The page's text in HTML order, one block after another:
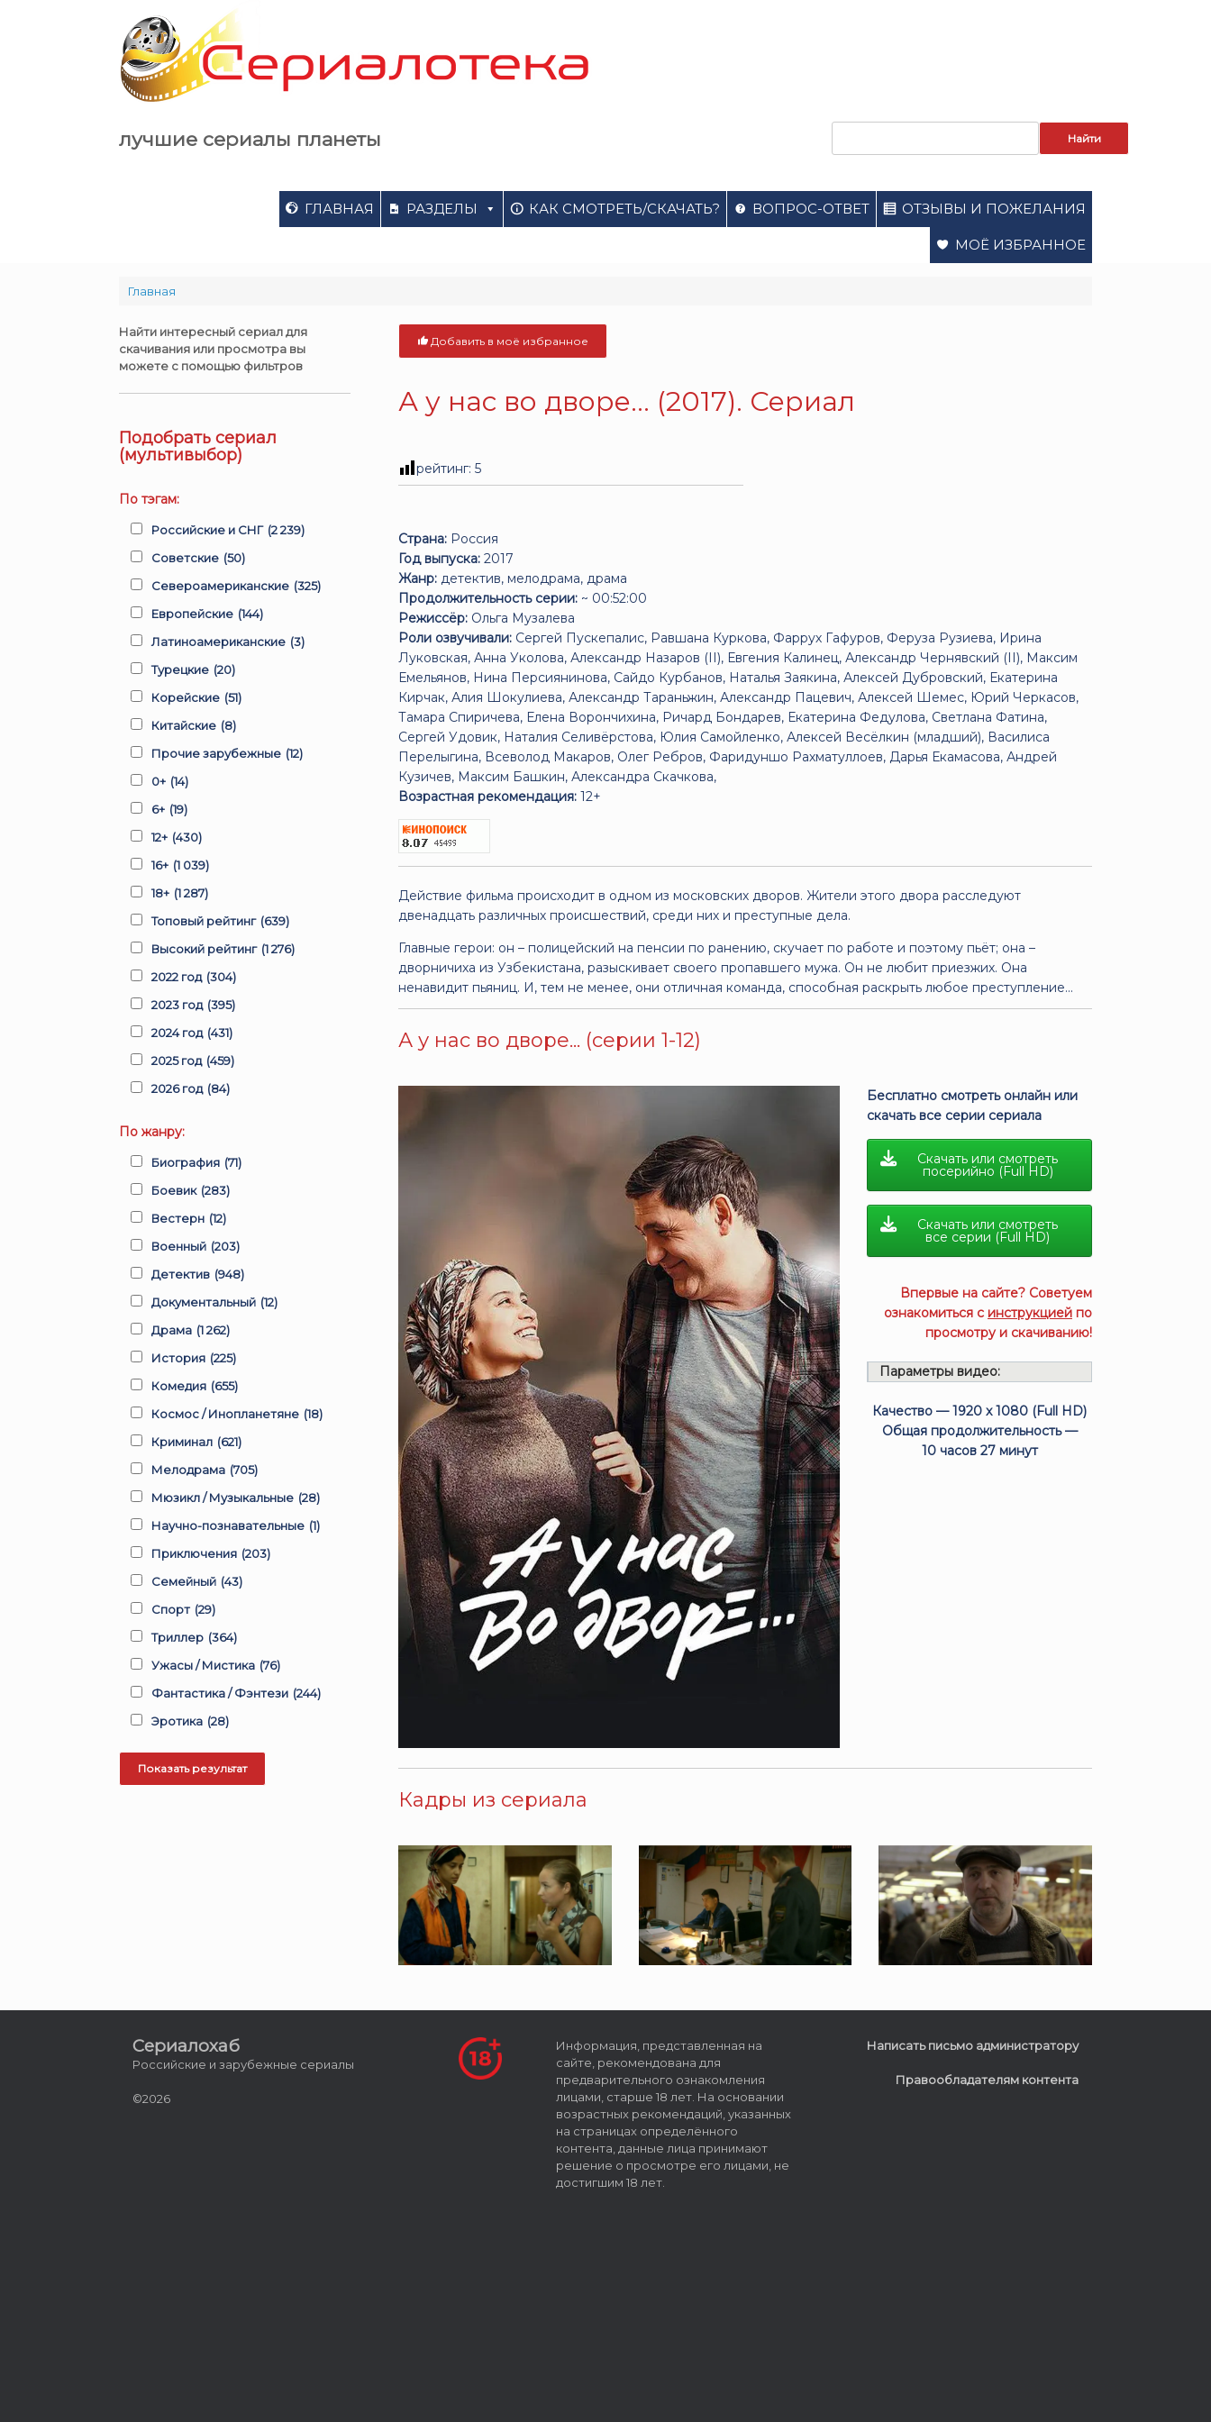
лучшие сериалы планеты
ГЛАВНАЯ РАЗДЕЛЫ КАК СМОТРЕТЬ/СКАЧАТЬ? ВОПРОС-ОТВЕТ ОТЗЫВЫ И ПОЖЕЛАНИЯ
МОЁ ИЗБРАННОЕ
Главная
Добавить в моё избранное
А у нас во дворе... (2017). Сериал
рейтинг:5
Страна: Россия
Год выпуска: 2017
Жанр: детектив, мелодрама, драма
Продолжительность серии: ~ 00:52:00
Режиссёр: Ольга Музалева
Роли озвучивали: Сергей Пускепалис, Равшана Куркова, Фаррух Гафуров, Феруза Рузиева, Ирина
Луковская, Анна Уколова, Александр Назаров (II), Евгения Калинец, Александр Чернявский (II), Максим
Емельянов, Нина Персиянинова, Сайдо Курбанов, Наталья Заякина, Алексей Дубровский, Екатерина
Кирчак, Алия Шокулиева, Александр Тараньжин, Александр Пацевич, Алексей Шемес, Юрий Черкасов,
Тамара Спиричева, Елена Ворончихина, Ричард Бондарев, Екатерина Федулова, Светлана Фатина,
Сергей Удовик, Наталия Селивёрстова, Юлия Самойленко, Алексей Весёлкин (младший), Василиса
Перелыгина, Всеволод Макаров, Олег Ребров, Фаридуншо Рахматуллоев, Дарья Екамасова, Андрей
Кузичев, Максим Башкин, Александра Скачкова,
Возрастная рекомендация: 12+
Действие фильма происходит в одном из московских дворов. Жители этого двора расследуют
двенадцать различных происшествий, среди них и преступные дела.
Главные герои: он – полицейский на пенсии по ранению, скучает по работе и поэтому пьёт; она –
дворничиха из Узбекистана, разыскивает своего пропавшего мужа. Он не любит приезжих. Она
ненавидит пьяниц. И, тем не менее, они отличная команда, способная раскрыть любое преступление...
А у нас во дворе... (серии 1-12)
Бесплатно смотреть онлайн или
скачать все серии сериала
Скачать или смотреть
посерийно (Full HD)
Скачать или смотреть
все серии (Full HD)
Впервые на сайте? Советуем
ознакомиться с инструкцией по
просмотру и скачиванию!
Параметры видео:
Качество — 1920 x 1080 (Full HD)
Общая продолжительность —
10 часов 27 минут
Кадры из сериала
Найти интересный сериал для
скачивания или просмотра вы
можете с помощью фильтров
Подобрать сериал
(мультивыбор)
По тэгам:
Российские и СНГ (2 239)
Советские (50)
Североамериканские (325)
Европейские (144)
Латиноамериканские (3)
Турецкие (20)
Корейские (51)
Китайские (8)
Прочие зарубежные (12)
0+ (14)
6+ (19)
12+ (430)
16+ (1 039)
18+ (1 287)
Топовый рейтинг (639)
Высокий рейтинг (1 276)
2022 год (304)
2023 год (395)
2024 год (431)
2025 год (459)
2026 год (84)
По жанру:
Биография (71)
Боевик (283)
Вестерн (12)
Военный (203)
Детектив (948)
Документальный (12)
Драма (1 262)
История (225)
Комедия (655)
Космос / Инопланетяне (18)
Криминал (621)
Мелодрама (705)
Мюзикл / Музыкальные (28)
Научно-познавательные (1)
Приключения (203)
Семейный (43)
Спорт (29)
Триллер (364)
Ужасы / Мистика (76)
Фантастика / Фэнтези (244)
Эротика (28)
Сериалохаб
Российские и зарубежные сериалы
©2026
Информация, представленная на
сайте, рекомендована для
предварительного ознакомления
лицами, старше 18 лет. На основании
возрастных рекомендаций, указанных
на страницах определённого
контента, данные лица принимают
решение о просмотре его лицами, не
достигшим 18 лет.
Написать письмо администратору
Правообладателям контента